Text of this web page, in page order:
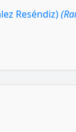
Reséndiz)